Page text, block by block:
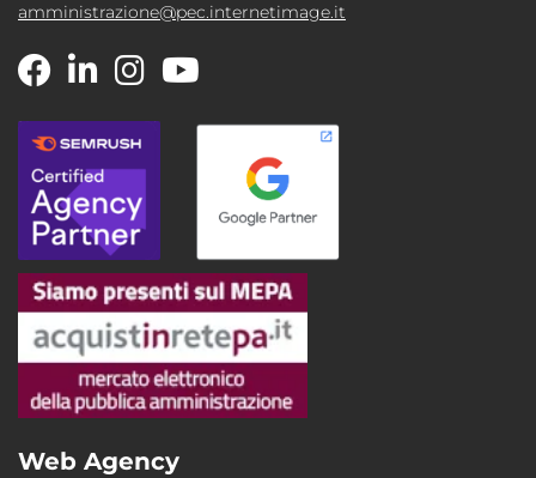
amministrazione@pec.internetimage.it
Web Agency